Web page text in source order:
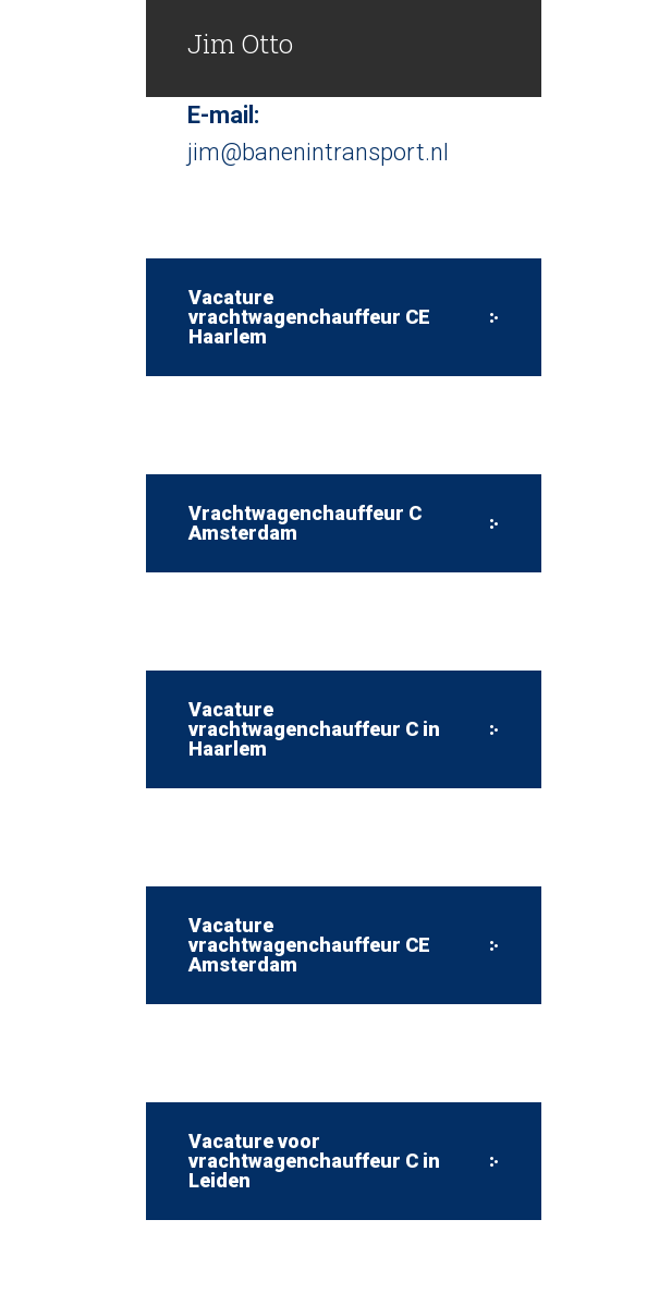
Jim Otto
E-mail:
jim@banenintransport.nl
Vacature
vrachtwagenchauffeur CE
Haarlem
Vrachtwagenchauffeur C
Amsterdam
Vacature
vrachtwagenchauffeur C in
Haarlem
Vacature
vrachtwagenchauffeur CE
Amsterdam
Vacature voor
vrachtwagenchauffeur C in
Leiden